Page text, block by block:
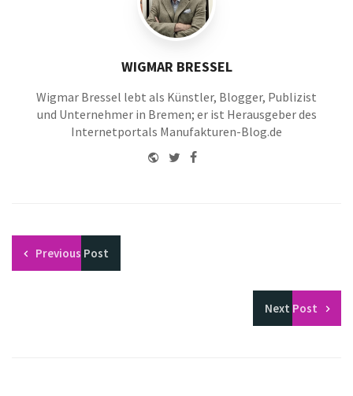
WIGMAR BRESSEL
Wigmar Bressel lebt als Künstler, Blogger, Publizist
und Unternehmer in Bremen; er ist Herausgeber des
Internetportals Manufakturen-Blog.de
WebsiteTwitterFacebook
Previous Post
Next Post